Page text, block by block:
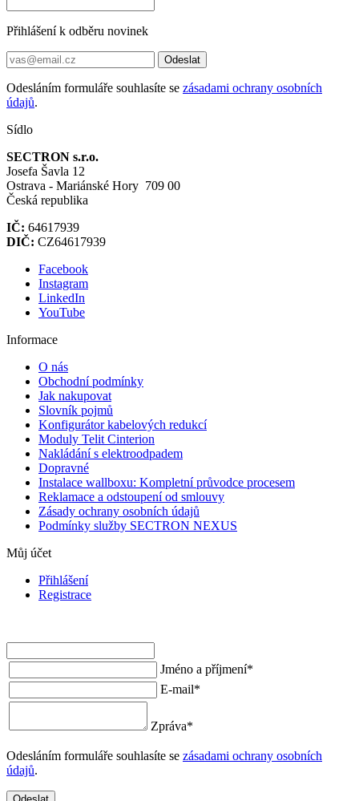
Přihlášení k odběru novinek
Odeslat
Odesláním formuláře souhlasíte se zásadami ochrany osobních
údajů.
Sídlo
SECTRON s.r.o.
Josefa Šavla 12
Ostrava - Mariánské Hory 709 00
Česká republika
IČ: 64617939
DIČ: CZ64617939
Facebook
Instagram
LinkedIn
YouTube
Informace
O nás
Obchodní podmínky
Jak nakupovat
Slovník pojmů
Konfigurátor kabelových redukcí
Moduly Telit Cinterion
Nakládání s elektroodpadem
Dopravné
Instalace wallboxu: Kompletní průvodce procesem
Reklamace a odstoupení od smlouvy
Zásady ochrany osobních údajů
Podmínky služby SECTRON NEXUS
Můj účet
Přihlášení
Registrace
Jméno a příjmení*
E-mail*
Zpráva*
Odesláním formuláře souhlasíte se zásadami ochrany osobních
údajů.